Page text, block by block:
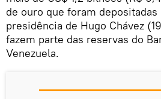
de ouro que foram depositadas
presidência de Hugo Chávez
fazem parte das reservas do
Venezuela.